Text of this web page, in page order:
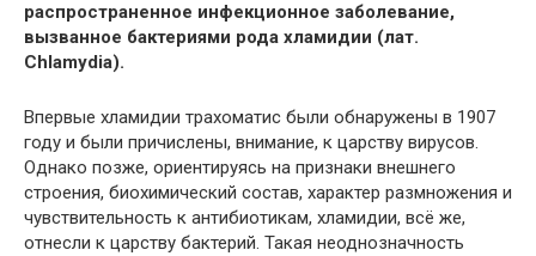
распространенное инфекционное заболевание,
вызванное бактериями рода хламидии (лат.
Chlamydia).
Впервые хламидии трахоматис были обнаружены в 1907
году и были причислены, внимание, к царству вирусов.
Однако позже, ориентируясь на признаки внешнего
строения, биохимический состав, характер размножения и
чувствительность к антибиотикам, хламидии, всё же,
отнесли к царству бактерий. Такая неоднозначность